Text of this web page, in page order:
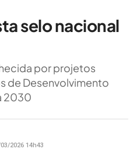
selo nacional
por projetos
de Desenvolvimento
2030
2026 14h43